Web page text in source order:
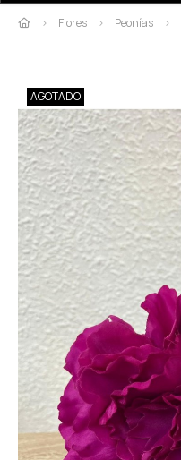
Flores Peonías
AGOTADO